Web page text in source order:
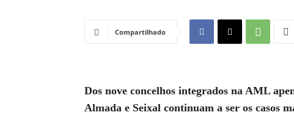
Compartilhado
Dos nove concelhos integrados na AML
Almada e Seixal continuam a ser os casos